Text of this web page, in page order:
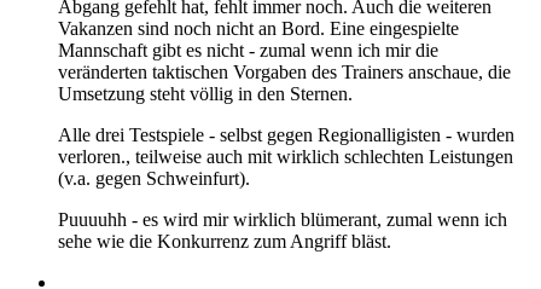
Abgang gefehlt hat, fehlt immer noch. Auch die weiteren
Vakanzen sind noch nicht an Bord. Eine eingespielte
Mannschaft gibt es nicht - zumal wenn ich mir die
veränderten taktischen Vorgaben des Trainers anschaue, die
Umsetzung steht völlig in den Sternen.
Alle drei Testspiele - selbst gegen Regionalligisten - wurden
verloren., teilweise auch mit wirklich schlechten Leistungen
(v.a. gegen Schweinfurt).
Puuuuhh - es wird mir wirklich blümerant, zumal wenn ich
sehe wie die Konkurrenz zum Angriff bläst.